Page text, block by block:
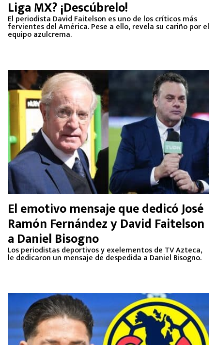
Liga MX? ¡Descúbrelo!
El periodista David Faitelson es uno de los críticos más
fervientes del América. Pese a ello, revela su cariño por el
equipo azulcrema.
El emotivo mensaje que dedicó José
Ramón Fernández y David Faitelson
a Daniel Bisogno
Los periodistas deportivos y exelementos de TV Azteca,
le dedicaron un mensaje de despedida a Daniel Bisogno.